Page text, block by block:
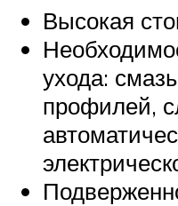
Высокая
ухода:
профилей,